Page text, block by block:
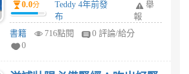
0.0分
Teddy 4年前發
布
舉
報
書籍
716點閱
0 評論/給分
0